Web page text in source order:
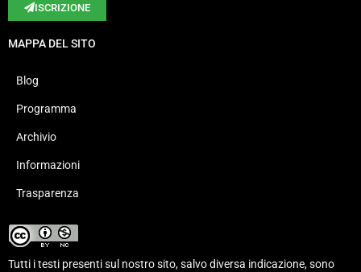
ISCRIZIONE
MAPPA DEL SITO
Blog
Programma
Archivio
Informazioni
Trasparenza
Tutti i testi presenti sul nostro sito, salvo diversa indicazione, sono